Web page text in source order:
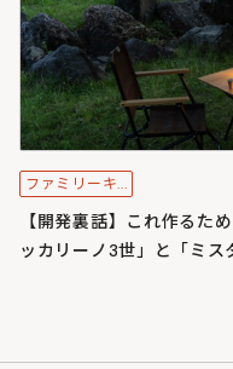
ファミリーキ...
【開発裏話】これ作るた
ッカリーノ3世」と「ミス